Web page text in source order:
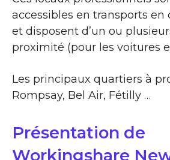
accessibles en transports en
et disposent d’un ou
proximité (pour les voitures
Les principaux quartiers à
Rompsay, Bel Air, Fétilly …
Présentation de
Workingshare